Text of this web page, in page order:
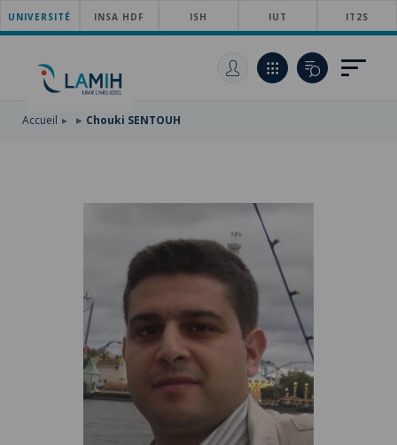
ACCÉDER
AU
PRINCIPAL
ALLER
CONTENU
PRINCIPAL
ACCÉDER
RECHERCHE
UNIVERSITÉ INSA HDF ISH IUT IT2S
Accueil Chouki SENTOUH